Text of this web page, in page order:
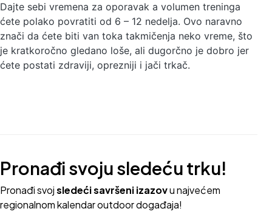
Dajte sebi vremena za oporavak a volumen treninga
ćete polako povratiti od 6 – 12 nedelja. Ovo naravno
znači da ćete biti van toka takmičenja neko vreme, što
je kratkoročno gledano loše, ali dugorčno je dobro jer
ćete postati zdraviji, oprezniji i jači trkač.
Pronađi svoju sledeću trku!
Pronađi svojsledeći savršeni izazovu najvećem
regionalnom kalendar outdoor događaja!